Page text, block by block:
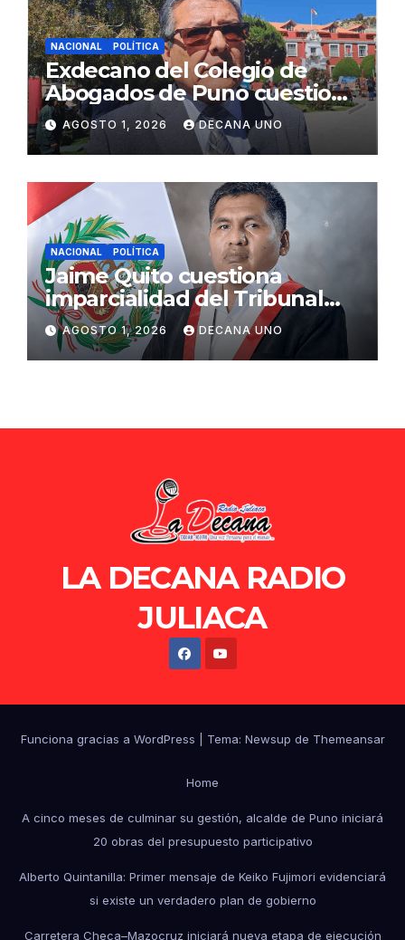
NACIONAL POLÍTICA
Exdecano del Colegio de
Abogados de Puno cuestiona
propuestas sobre seguridad
ciudadana
AGOSTO 1, 2026 DECANA UNO
NACIONAL POLÍTICA
Jaime Quito cuestiona
imparcialidad del Tribunal
Constitucional tras liberación
de Ollanta Humala
AGOSTO 1, 2026 DECANA UNO
LA DECANA RADIO
JULIACA
Funciona gracias a WordPress Tema: Newsup de Themeansar
Home
A cinco meses de culminar su gestión, alcalde de Puno iniciará
20 obras del presupuesto participativo
Alberto Quintanilla: Primer mensaje de Keiko Fujimori evidenciará
si existe un verdadero plan de gobierno
Carretera Checa–Mazocruz iniciará nueva etapa de ejecución